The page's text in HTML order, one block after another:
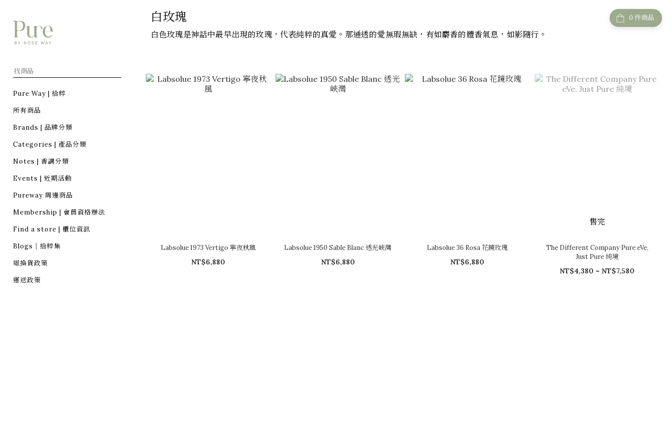
Pure Way | 拾粹
所有商品
Brands | 品牌分類
Categories | 產品分類
Notes | 香調分類
Events | 近期活動
Pureway 周邊商品
Membership | 會員資格辦法
Find a store | 櫃位資訊
Blogs｜拾粹集
退換貨政策
運送政策
件商品
白玫瑰
白色玫瑰是神話中最早出現的玫瑰，代表純粹的真愛。那通透的愛無瑕無缺，有如麝香的體香氣息，如影隨行。
Labsolue 1973 Vertigo 寧夜秋風
NT$6,880
Labsolue 1950 Sable Blanc 透光峽灣
NT$6,880
Labsolue 36 Rosa 花鏡玫瑰
NT$6,880
售完
The Different Company Pure eVe,
Just Pure 純境
NT$4,380 ~ NT$7,580